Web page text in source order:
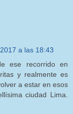
a las 18:43
ese recorrido en
y realmente es
a estar en esos
ciudad Lima.